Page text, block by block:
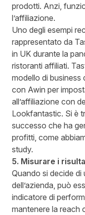
prodotti. Anzi,
l’affiliazione.
Uno degli esempi
rappresentato da
in UK durante la
ristoranti affiliati.
modello di business
con Awin per
all’affiliazione con
Lookfantastic. Si è
successo che ha
profitti, come
study.
5. Misurare i
Quando si decide di
dell’azienda, può
indicatore di
mantenere la reach